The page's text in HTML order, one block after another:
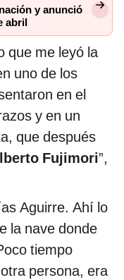
y anunció
abril
que me leyó la
uno de los
en el
y en un
que después
Fujimori”,
Aguirre. Ahí lo
la nave donde
tiempo
persona, era